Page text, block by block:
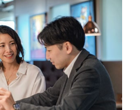
場合は、ステップ1をスキ
インでお申し込みくださ